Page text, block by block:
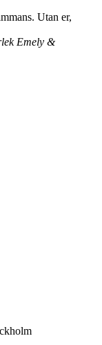
Utan er,
Emely &